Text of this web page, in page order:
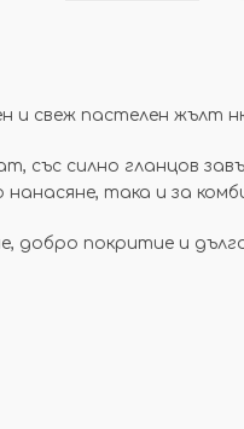
и свеж пастелен
със силно гланцов
така и за
добро покритие и